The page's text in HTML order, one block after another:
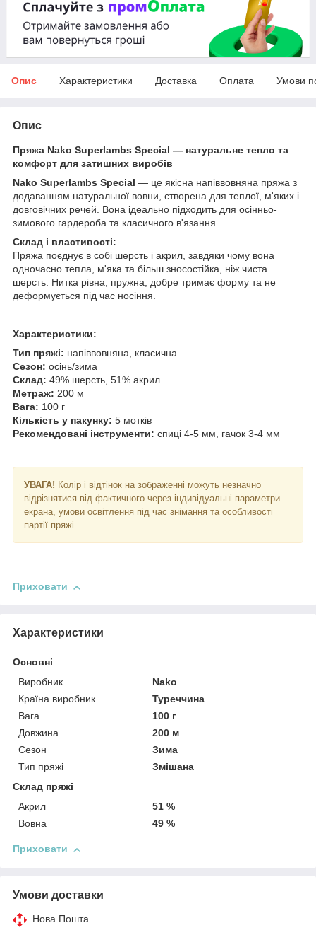
Опис Характеристики Доставка Оплата Умови
Опис
Пряжа Nako Superlambs Special — натуральне тепло та
комфорт для затишних виробів
Nako Superlambs Special — це якісна напіввовняна пряжа з
додаванням натуральної вовни, створена для теплої, м'яких і
довговічних речей. Вона ідеально підходить для осінньо-
зимового гардероба та класичного в'язання.
Склад і властивості:
Пряжа поєднує в собі шерсть і акрил, завдяки чому вона
одночасно тепла, м'яка та більш зносостійка, ніж чиста
шерсть. Нитка рівна, пружна, добре тримає форму та не
деформується під час носіння.
Характеристики:
Тип пряжі: напіввовняна, класична
Сезон: осінь/зима
Склад: 49% шерсть, 51% акрил
Метраж: 200 м
Вага: 100 г
Кількість у пакунку: 5 мотків
Рекомендовані інструменти: спиці 4-5 мм, гачок 3-4 мм
УВАГА! Колір і відтінок на зображенні можуть незначно
відрізнятися від фактичного через індивідуальні параметри
екрана, умови освітлення під час знімання та особливості
партії пряжі.
Приховати
Характеристики
Основні
Виробник
Nako
Країна виробник
Туреччина
Вага
100 г
Довжина
200 м
Сезон
Зима
Тип пряжі
Змішана
Склад пряжі
Акрил
51 %
Вовна
49 %
Приховати
Умови доставки
Нова Пошта